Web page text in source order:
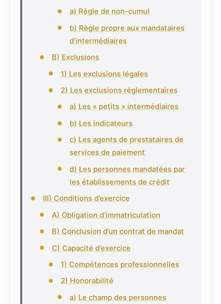
a) Règle de non-cumul
b) Règle propre aux mandataires
d’intermédiaires
B) Exclusions
1) Les exclusions légales
2) Les exclusions réglementaires
a) Les « petits » intermédiaires
b) Les indicateurs
c) Les agents de prestataires de
services de paiement
d) Les personnes mandatées par
les établissements de crédit
III) Conditions d’exercice
A) Obligation d’immatriculation
B) Conclusion d’un contrat de mandat
C) Capacité d’exercice
1) Compétences professionnelles
2) Honorabilité
a) Le champ des personnes